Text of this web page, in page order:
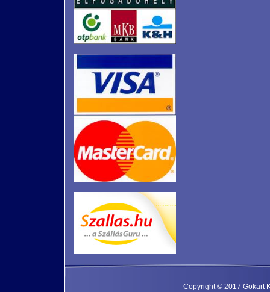
Copyright © 2017 Gokart